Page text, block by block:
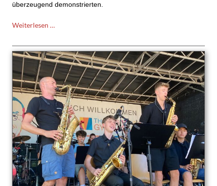
überzeugend demonstrierten.
Weiterlesen …
TMGs
am
13.12.2025